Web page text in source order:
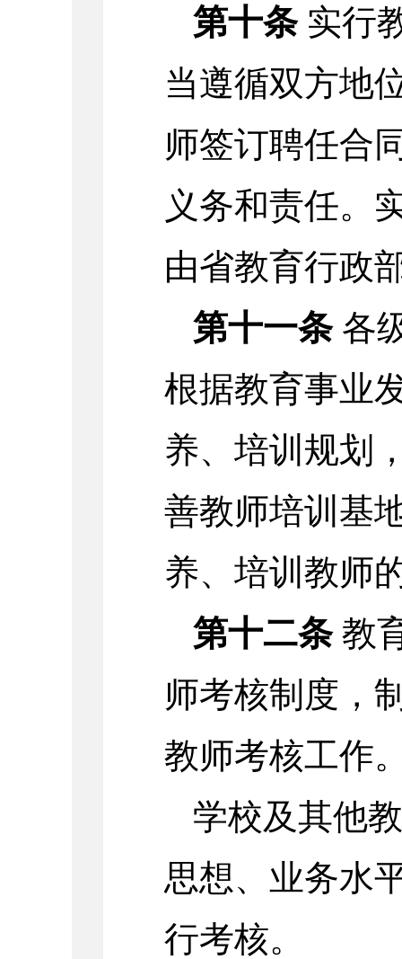
第十条实行
当遵循双方地
师签订聘任合
义务和责任。
由省教育行政
第十一条各
根据教育事业
养、培训规划
善教师培训基
养、培训教师
第十二条教
师考核制度，
教师考核工作
学校及其他
思想、业务水
行考核。